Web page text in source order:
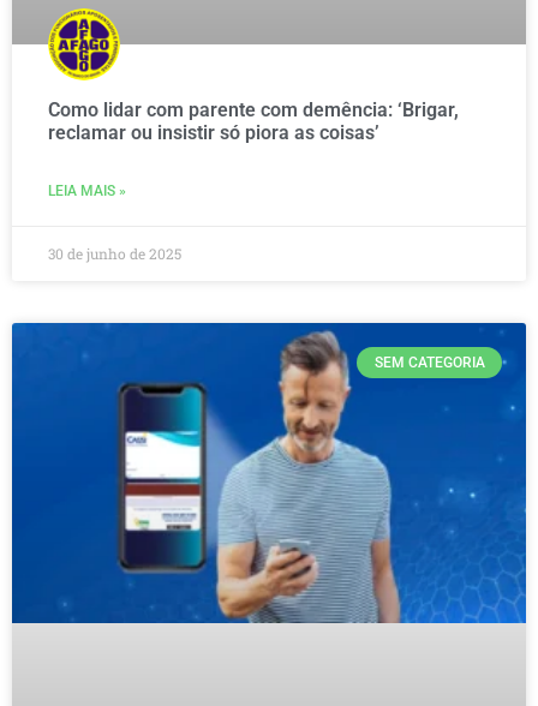
Como lidar com parente com demência: ‘Brigar,
reclamar ou insistir só piora as coisas’
LEIA MAIS »
30 de junho de 2025
SEM CATEGORIA